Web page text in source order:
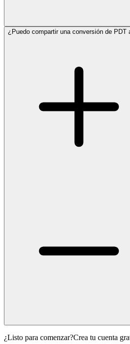
¿Puedo compartir una conversión de PDT
¿Listo para comenzar?Crea tu cuenta